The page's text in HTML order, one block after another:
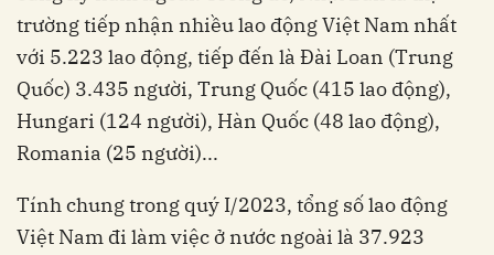
trường tiếp nhận nhiều lao động Việt Nam nhất
với 5.223 lao động, tiếp đến là Đài Loan (Trung
Quốc) 3.435 người, Trung Quốc (415 lao động),
Hungari (124 người), Hàn Quốc (48 lao động),
Romania (25 người)...
Tính chung trong quý I/2023, tổng số lao động
Việt Nam đi làm việc ở nước ngoài là 37.923